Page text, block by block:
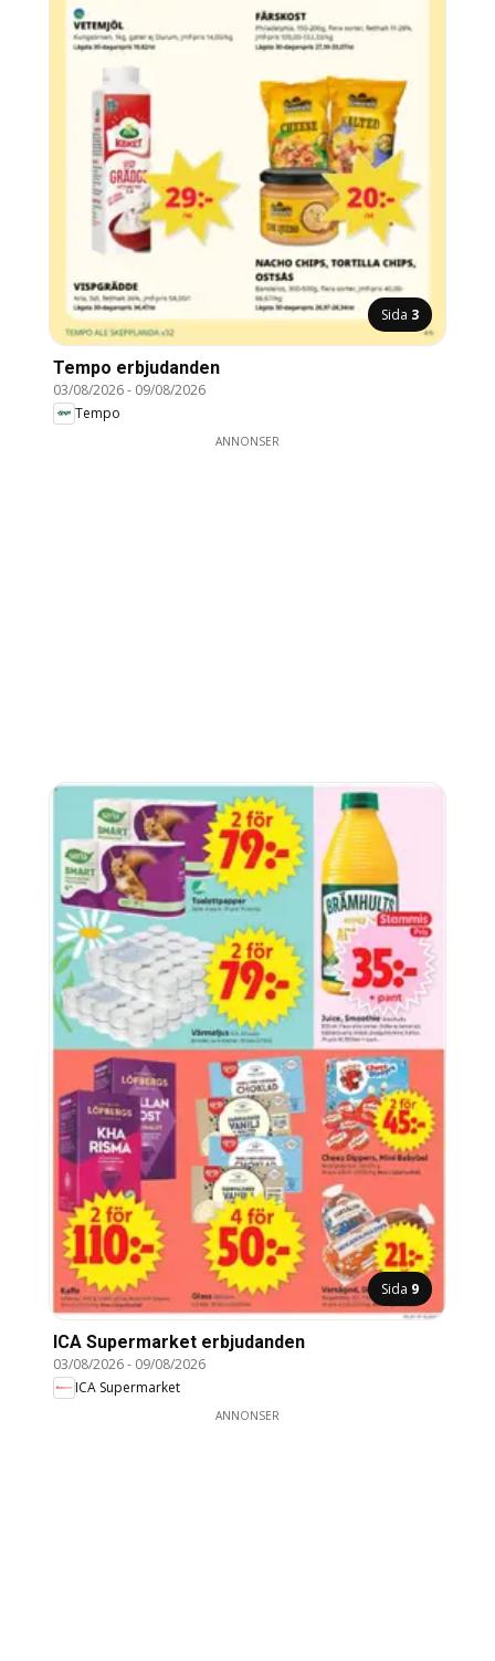
Sida 3
Tempo erbjudanden
03/08/2026- 09/08/2026
Tempo
ANNONSER
Sida 9
ICA Supermarket erbjudanden
03/08/2026- 09/08/2026
ICA Supermarket
ANNONSER